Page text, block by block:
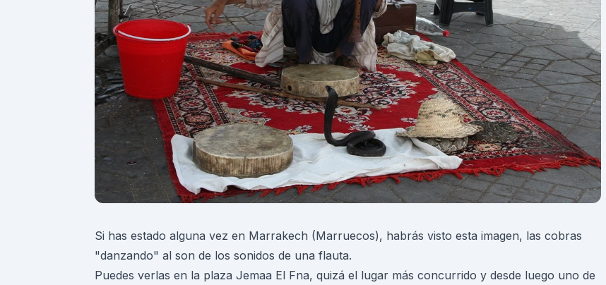
Si has estado alguna vez en Marrakech (Marruecos), habrás visto esta imagen, las cobras
"danzando" al son de los sonidos de una flauta.
Puedes verlas en la plaza Jemaa El Fna, quizá el lugar más concurrido y desde luego uno de